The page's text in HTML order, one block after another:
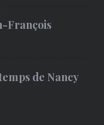
François
de Nancy